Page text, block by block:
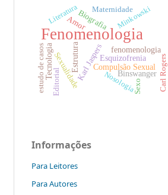
Fenomenologia
Esquizofrenia
fenomenologia
Karl Jaspers
Biografia
Sexualidade
Amor
Tecnologia Estrutura Compulsão Sexual
Binswanger
estudo de casos Carl Rogers
Minkowski
Maternidade
Nosologia
Editorial
Literatura
Sexo
Informações
Para Leitores
Para Autores